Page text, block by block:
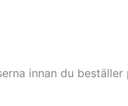
innan du beställer